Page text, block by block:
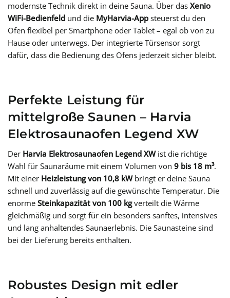
modernste Technik direkt in deine Sauna. Über das Xenio
WiFi-Bedienfeld und die MyHarvia-App steuerst du den
Ofen flexibel per Smartphone oder Tablet – egal ob von zu
Hause oder unterwegs. Der integrierte Türsensor sorgt
dafür, dass die Bedienung des Ofens jederzeit sicher bleibt.
Perfekte Leistung für
mittelgroße Saunen – Harvia
Elektrosaunaofen Legend XW
Der Harvia Elektrosaunaofen Legend XWist die richtige
Wahl für Saunaräume mit einem Volumen von 9 bis 18 m³.
Mit einer Heizleistung von 10,8 kWbringt er deine Sauna
schnell und zuverlässig auf die gewünschte Temperatur. Die
enorme Steinkapazität von 100 kgverteilt die Wärme
gleichmäßig und sorgt für ein besonders sanftes, intensives
und lang anhaltendes Saunaerlebnis. Die Saunasteine sind
bei der Lieferung bereits enthalten.
Robustes Design mit edler